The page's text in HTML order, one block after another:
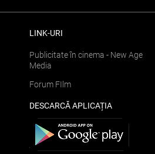
LINK-URI
Publicitate în cinema - New Age
Media
Forum FIlm
DESCARCĂ APLICAȚIA